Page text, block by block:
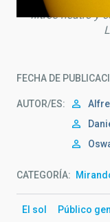
filtros neutro y
FECHA DE
AUTOR/ES
CATEGORÍA
El sol Público